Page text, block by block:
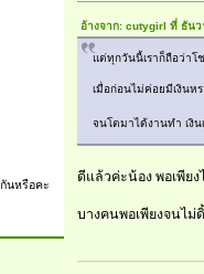
นหรือคะ
อ้างจาก: cutygirl ที่ ธัน
แต่ทุกวันนี้เราก็ถือว่าโ
เมื่อก่อนไม่ค่อยมีเงินห
จนโตมาได้งานทำ เงิ
ดีแล้วค่ะน้อง พอเพีย
บางคนพอเพียงจนไ